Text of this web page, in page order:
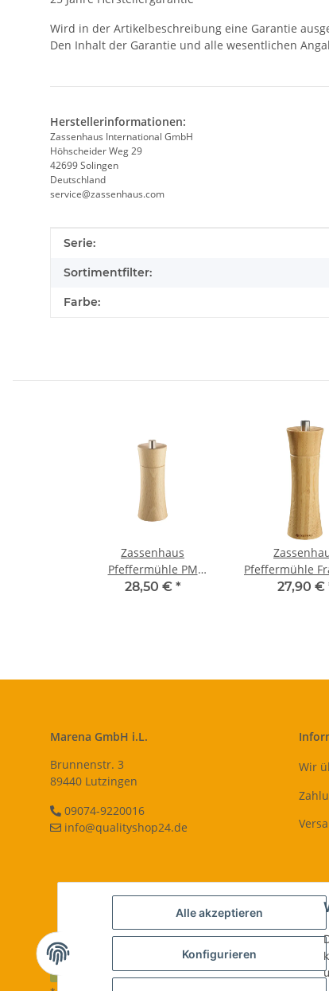
Alle akzeptieren
Konfigurieren
Wird in der Artikelbeschreibung eine Garantie
Den Inhalt der Garantie und alle wesentlichen
Herstellerinformationen:
Zassenhaus International GmbH
Höhscheider Weg 29
42699 Solingen
Deutschland
service@zassenhaus.com
Produkteigenschaft
Wert
Serie:
Sortimentfilter:
Farbe:
Zassenhaus
Pfeffermühle PM
Frankfurt 14 cm natur
28,50 € *
Pfeffermühle
18 cm
27,90 €
Marena GmbH i.L.
Brunnenstr. 3
89440 Lutzingen
09074-9220016
info@qualityshop24.de
Wir
Vertrag widerrufen